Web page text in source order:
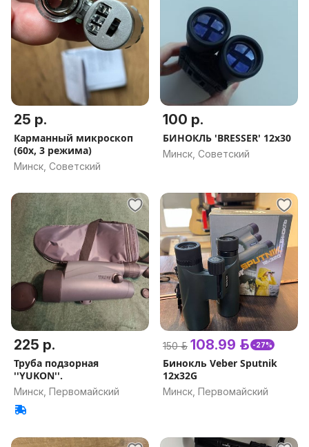
25 р.
Карманный микроскоп
(60x, 3 режима)
Минск, Советский
100 р.
БИНОКЛЬ 'BRESSER' 12x30
Минск, Советский
225 р.
Труба подзорная
''YUKON''.
Минск, Первомайский
150 р. 108.99 р. -27%
Бинокль Veber Sputnik
12x32G
Минск, Первомайский